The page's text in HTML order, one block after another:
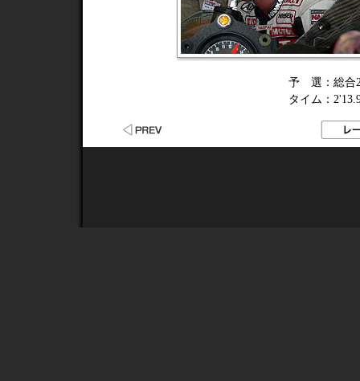
予 選 ： 総合
タイム ：